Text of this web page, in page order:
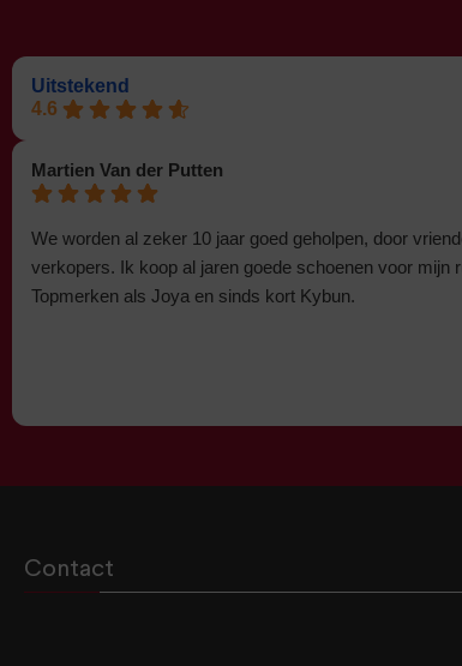
Uitstekend
4.6
Martien Van der Putten
We worden al zeker 10 jaar goed geholpen, door
verkopers. Ik koop al jaren goede schoenen voor mijn
Topmerken als Joya en sinds kort Kybun.
Contact